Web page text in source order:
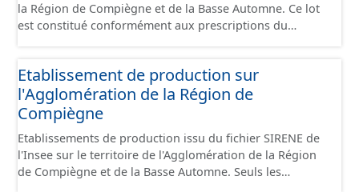
la Région de Compiègne et de la Basse Automne. Ce lot
est constitué conformément aux prescriptions du
Etablissement de production sur
l'Agglomération de la Région de
Compiègne
Etablissements de production issu du fichier SIRENE de
l'Insee sur le territoire de l'Agglomération de la Région
de Compiègne et de la Basse Automne. Seuls les